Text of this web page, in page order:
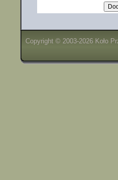
Copyright © 2003-2026 Koło